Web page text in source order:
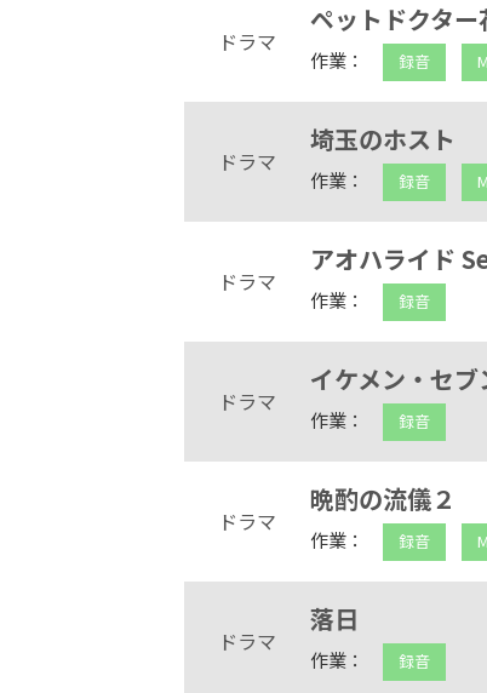
ドラマ
ペットドクタ
作業： 録音
ドラマ
埼玉のホスト
作業： 録音
ドラマ
アオハライド
作業： 録音
ドラマ
イケメン・セ
作業： 録音
ドラマ
晩酌の流儀２
作業： 録音
ドラマ
落日
作業： 録音